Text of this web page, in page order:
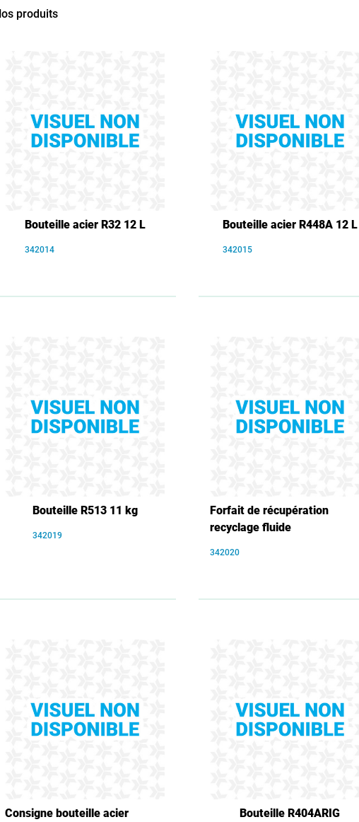
produits
Bouteille acier R32 12 L
342014
Bouteille acier R448A 12 L
342015
Bouteille R513 11 kg
342019
Forfait de récupération
recyclage fluide
342020
Consigne bouteille acier
Bouteille R404ARIG